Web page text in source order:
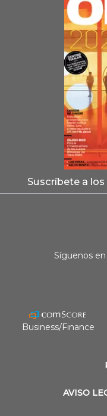
Suscríbete a
AVISO
Síguenos
Business/Finance